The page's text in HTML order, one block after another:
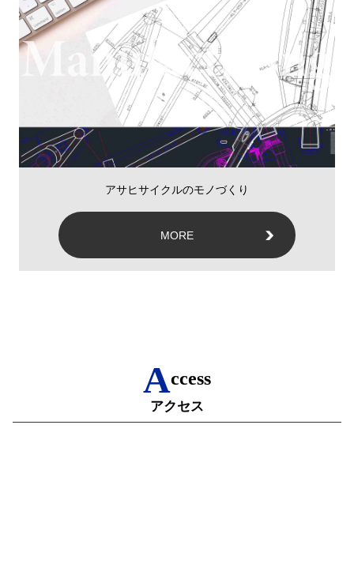
アサヒサイクルのモノづくり
MORE
Access
アクセス